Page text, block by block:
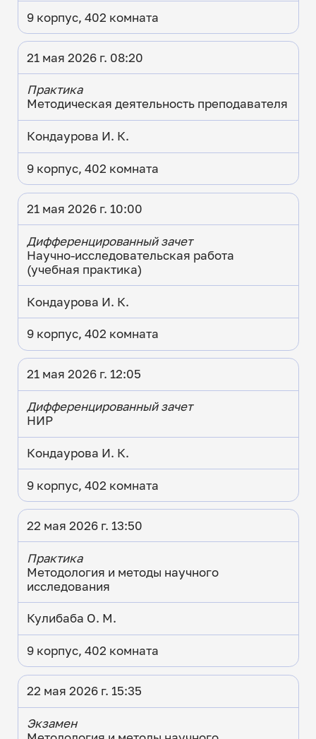
9 корпус, 402 комната
21 мая 2026 г. 08:20
Практика
Методическая деятельность преподавателя
Кондаурова И. К.
9 корпус, 402 комната
21 мая 2026 г. 10:00
Дифференцированный зачет
Научно-исследовательская работа
(учебная практика)
Кондаурова И. К.
9 корпус, 402 комната
21 мая 2026 г. 12:05
Дифференцированный зачет
НИР
Кондаурова И. К.
9 корпус, 402 комната
22 мая 2026 г. 13:50
Практика
Методология и методы научного
исследования
Кулибаба О. М.
9 корпус, 402 комната
22 мая 2026 г. 15:35
Экзамен